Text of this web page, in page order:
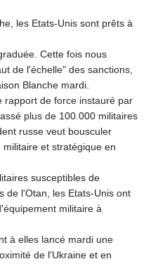
142.612646
0.857585
183.115818
0.819729
183.485869
149.56077
101.10619
4683.447881
492.524896
1640.253536
0.357104
540.397715
26033.935768
les Etats-Unis sont prêts à
Cette fois nous
de l'échelle" des sanctions,
Blanche mardi.
rapport de force instauré par
plus de 100.000 militaires
russe veut bousculer
et stratégique en
susceptibles de
de l'Otan, les Etats-Unis ont
militaire à
à elles lancé mardi une
de l'Ukraine et en